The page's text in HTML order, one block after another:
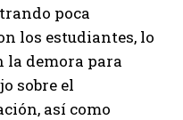
poca
los estudiantes, lo
la demora para
sobre el
así como